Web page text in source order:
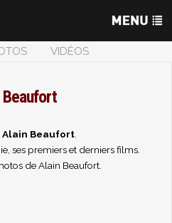
VIDÉOS
Beaufort.
ses premiers et derniers films.
de Alain Beaufort.